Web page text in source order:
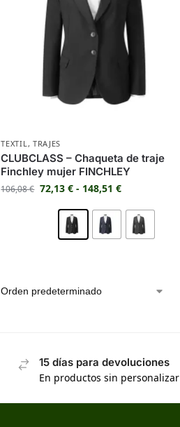
TEXTIL , TRAJES
CLUBCLASS – Chaqueta de traje
Finchley mujer FINCHLEY
106,08€ 72,13€ - 148,51€
15 días para devoluciones
En productos sin personalizar